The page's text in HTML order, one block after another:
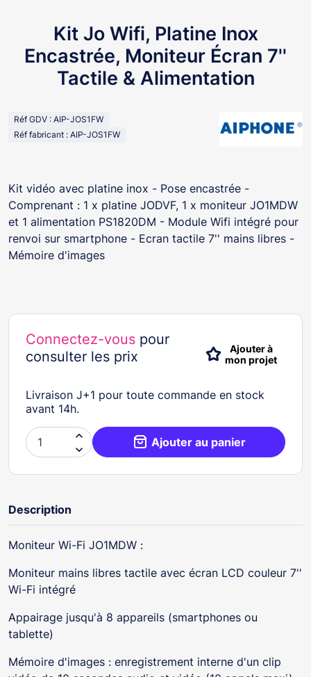
Kit Jo Wifi, Platine Inox
Encastrée, Moniteur Écran 7''
Tactile & Alimentation
Réf GDV : AIP-JOS1FW
Réf fabricant : AIP-JOS1FW
Kit vidéo avec platine inox - Pose encastrée -
Comprenant : 1 x platine JODVF, 1 x moniteur JO1MDW
et 1 alimentation PS1820DM - Module Wifi intégré pour
renvoi sur smartphone - Ecran tactile 7'' mains libres -
Mémoire d'images
Connectez-vous pour
consulter les prix
Ajouter à
mon projet
Livraison J+1 pour toute commande en stock
avant 14h.

 Ajouter au panier
Description
Moniteur Wi-Fi JO1MDW :
Moniteur mains libres tactile avec écran LCD couleur 7''
Wi-Fi intégré
Appairage jusqu'à 8 appareils (smartphones ou
tablette)
Mémoire d'images : enregistrement interne d'un clip